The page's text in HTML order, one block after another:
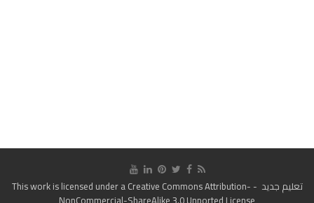
تعليم جديد - This work is licensed under a
Creative Commons Attribution-